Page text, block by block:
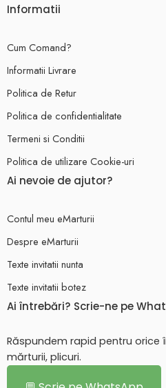
Informatii
Cum Comand?
Informatii Livrare
Politica de Retur
Politica de confidentialitate
Termeni si Conditii
Politica de utilizare Cookie-uri
Ai nevoie de ajutor?
Contul meu eMarturii
Despre eMarturii
Texte invitatii nunta
Texte invitatii botez
Ai întrebări? Scrie-ne pe
Răspundem rapid pentru orice
mărturii, plicuri.